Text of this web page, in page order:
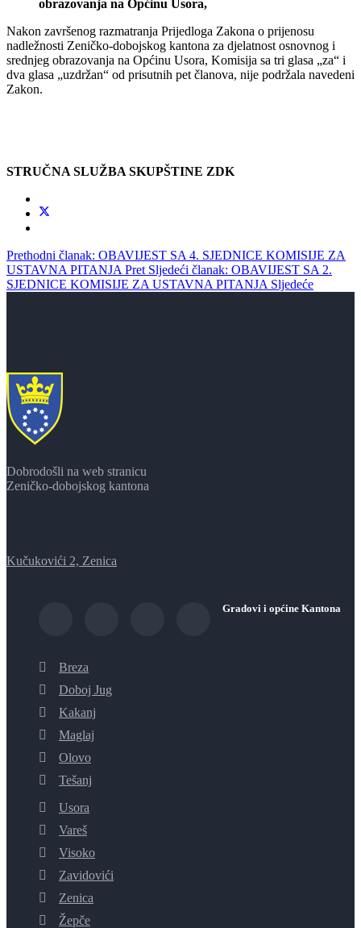
obrazovanja na Općinu Usora,
Nakon završenog razmatranja Prijedloga Zakona o prijenosu
nadležnosti Zeničko-dobojskog kantona za djelatnost osnovnog i
srednjeg obrazovanja na Općinu Usora, Komisija sa tri glasa „za“ i
dva glasa „uzdržan“ od prisutnih pet članova, nije podržala navedeni
Zakon.
STRUČNA SLUŽBA SKUPŠTINE ZDK
Prethodni članak: OBAVIJEST SA 4. SJEDNICE KOMISIJE ZA
USTAVNA PITANJA Pret Sljedeći članak: OBAVIJEST SA 2.
SJEDNICE KOMISIJE ZA USTAVNA PITANJA Sljedeće
Dobrodošli na web stranicu
Zeničko-dobojskog kantona
Kučukovići 2, Zenica
Gradovi i općine Kantona
Breza
Doboj Jug
Kakanj
Maglaj
Olovo
Tešanj
Usora
Vareš
Visoko
Zavidovići
Zenica
Žepče